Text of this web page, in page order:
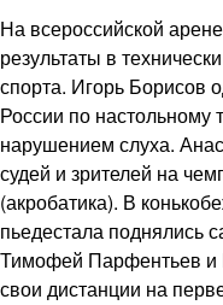
На всероссийской
результаты в
спорта. Игорь Борисов
России по настольному
нарушением слуха.
судей и зрителей на
(акробатика). В
пьедестала поднялись
Тимофей Парфентьев и
свои дистанции на